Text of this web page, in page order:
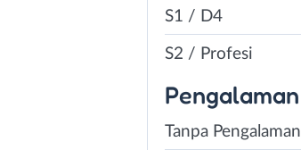
S1 / D4
S2 / Profesi
Pengalaman
Tanpa Pengalaman